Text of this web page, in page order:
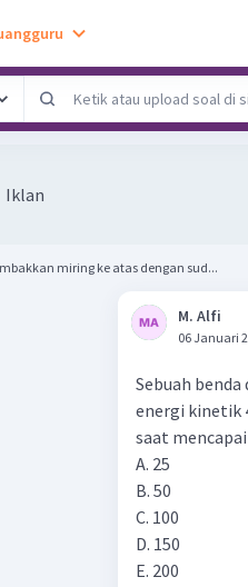
Iklan
miring ke atas dengan sud...
M. Alfi
06 Januari
Sebuah
energi kinetik
saat
A. 25
B. 50
C. 100
D. 150
E. 200